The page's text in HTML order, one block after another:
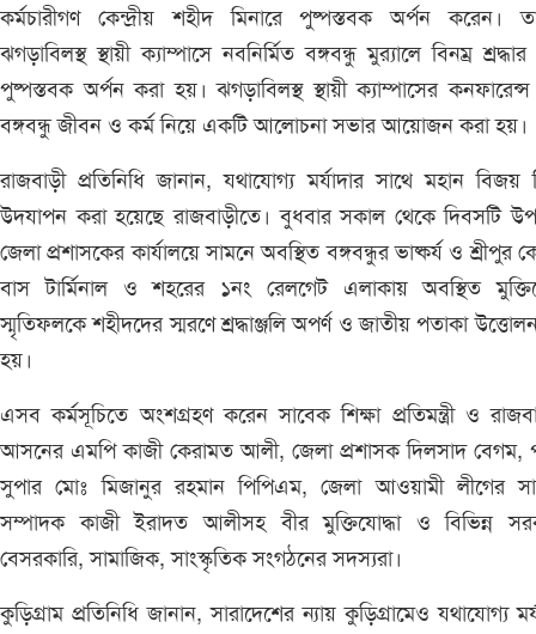
কর্মচারীগণ কেন্দ্রীয় শহীদ মিনারে পুষ্পস্তবক অর্পন করেন।
ঝগড়াবিলস্থ স্থায়ী ক্যাম্পাসে নবনির্মিত বঙ্গবন্ধু মুর‌্যালে বিনম্র
পুষ্পস্তবক অর্পন করা হয়। ঝগড়াবিলস্থ স্থায়ী ক্যাম্পাসের
বঙ্গবন্ধু জীবন ও কর্ম নিয়ে একটি আলোচনা সভার আয়োজন করা হয়।
রাজবাড়ী প্রতিনিধি জানান, যথাযোগ্য মর্যাদার সাথে মহান বিজয়
উদযাপন করা হয়েছে রাজবাড়ীতে। বুধবার সকাল থেকে দিবসটি
জেলা প্রশাসকের কার্যালয়ে সামনে অবস্থিত বঙ্গবন্ধুর ভাষ্কর্য ও শ্রীপুর
বাস টার্মিনাল ও শহরের ১নং রেলগেট এলাকায় অবস্থিত
স্মৃতিফলকে শহীদদের স্মরণে শ্রদ্ধাঞ্জলি অপর্ণ ও জাতীয় পতাকা
হয়।
এসব কর্মসূচিতে অংশগ্রহণ করেন সাবেক শিক্ষা প্রতিমন্ত্রী ও
আসনের এমপি কাজী কেরামত আলী, জেলা প্রশাসক দিলসাদ বেগম,
সুপার মোঃ মিজানুর রহমান পিপিএম, জেলা আওয়ামী লীগের
সম্পাদক কাজী ইরাদত আলীসহ বীর মুক্তিযোদ্ধা ও বিভিন্ন
বেসরকারি, সামাজিক, সাংস্কৃতিক সংগঠনের সদস্যরা।
কুড়িগ্রাম প্রতিনিধি জানান, সারাদেশের ন্যায় কুড়িগ্রামেও যথাযোগ্য